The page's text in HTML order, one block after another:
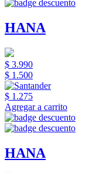
HANA
$ 3.990
$ 1.500
$ 1.275
Agregar a carrito
HANA